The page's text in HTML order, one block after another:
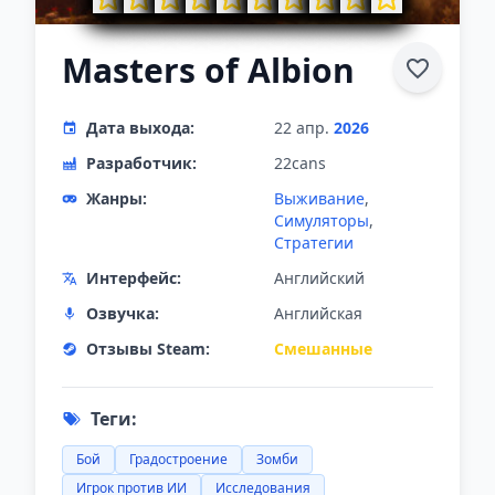
Masters of Albion
Дата выхода: 22 апр. 2026
Разработчик:
22cans
Жанры:
Выживание,
Симуляторы,
Стратегии
Интерфейс:
Английский
Озвучка:
Английская
Отзывы Steam:
Смешанные
Теги:
Бой Градостроение
Зомби
Игрок против ИИ
Исследования